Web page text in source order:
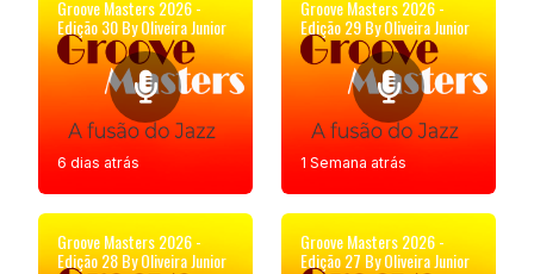
Groove Masters 2026 -
Edição 30 By Oliveira Junior
6 dias atrás
Groove Masters 2026 -
Edição 29 By Oliveira Junior
1 Semana atrás
Groove Masters 2026 -
Edição 28 By Oliveira Junior
Groove Masters 2026 -
Edição 27 By Oliveira Junior